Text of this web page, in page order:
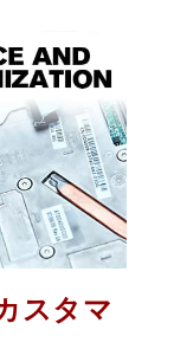
スタマ